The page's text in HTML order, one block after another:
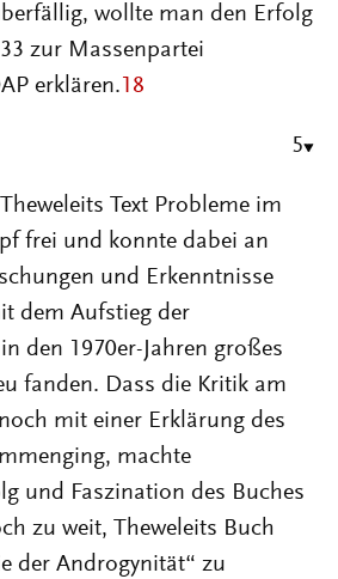
wollte man den Erfolg
zur Massenpartei
erklären. 18
5
Text Probleme im
frei und konnte dabei an
und Erkenntnisse
dem Aufstieg der
den 1970er-Jahren großes
fanden. Dass die Kritik am
mit einer Erklärung des
machte
und Faszination des Buches
zu weit, Theweleits Buch
der Androgynität“ zu